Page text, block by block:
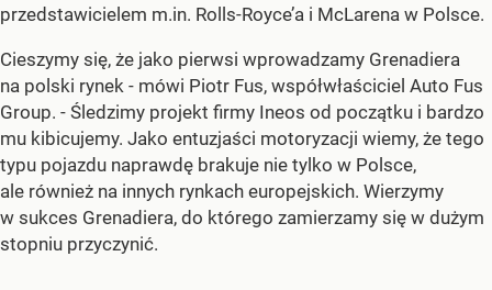
przedstawicielem m.in. Rolls-Royce’a i McLarena w Polsce.
Cieszymy się, że jako pierwsi wprowadzamy Grenadiera
na polski rynek - mówi Piotr Fus, współwłaściciel Auto Fus
Group. - Śledzimy projekt firmy Ineos od początku i bardzo
mu kibicujemy. Jako entuzjaści motoryzacji wiemy, że tego
typu pojazdu naprawdę brakuje nie tylko w Polsce,
ale również na innych rynkach europejskich. Wierzymy
w sukces Grenadiera, do którego zamierzamy się w dużym
stopniu przyczynić.